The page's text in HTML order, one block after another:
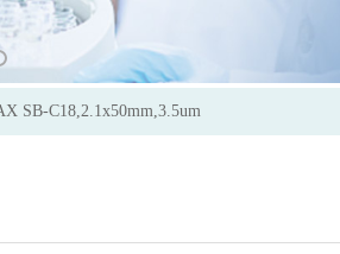
SB-C18,2.1x50mm,3.5um